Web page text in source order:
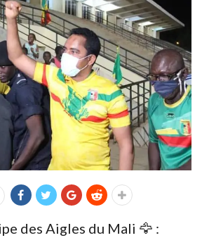
des Aigles du Mali 🦅 :